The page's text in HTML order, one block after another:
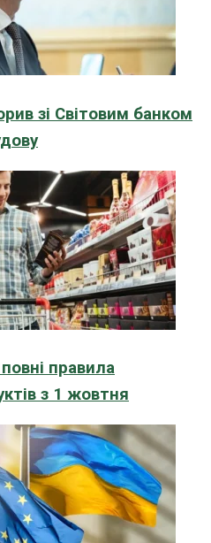
зі Світовим банком
правила
з 1 жовтня